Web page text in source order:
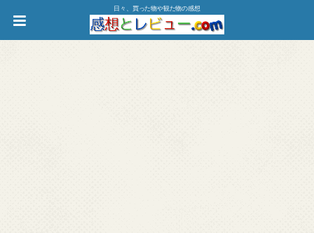
日々、買った物や観た物の感想